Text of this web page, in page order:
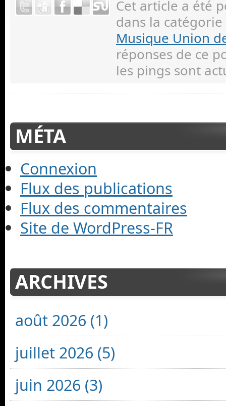
Cet article a été
dans la catégorie
Musique Union
réponses de ce
les pings sont
MÉTA
Connexion
Flux des publications
Flux des commentaires
Site de WordPress-FR
ARCHIVES
août 2026 (1)
juillet 2026 (5)
juin 2026 (3)